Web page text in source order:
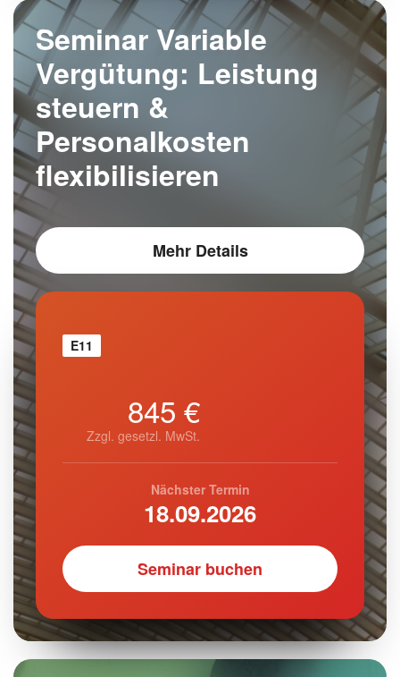
Seminar Variable
Vergütung: Leistung
steuern &
Personalkosten
flexibilisieren
Mehr Details
E11
845 €
Zzgl. gesetzl. MwSt.
Nächster Termin
18.09.2026
Seminar buchen